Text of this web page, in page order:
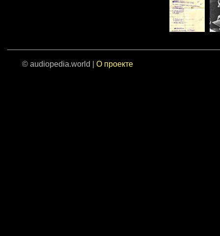
© audiopedia.world | О проекте